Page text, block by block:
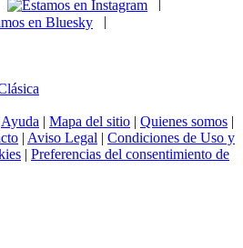
|
Ayuda | Mapa del sitio | Quienes somos |
| Aviso Legal | Condiciones de Uso y
| Preferencias del consentimiento de